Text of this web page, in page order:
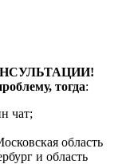
тогда:
чат;
область
и область